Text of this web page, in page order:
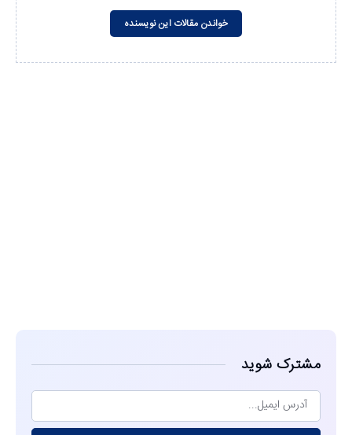
خواندن مقالات این نویسنده
مشترک شوید